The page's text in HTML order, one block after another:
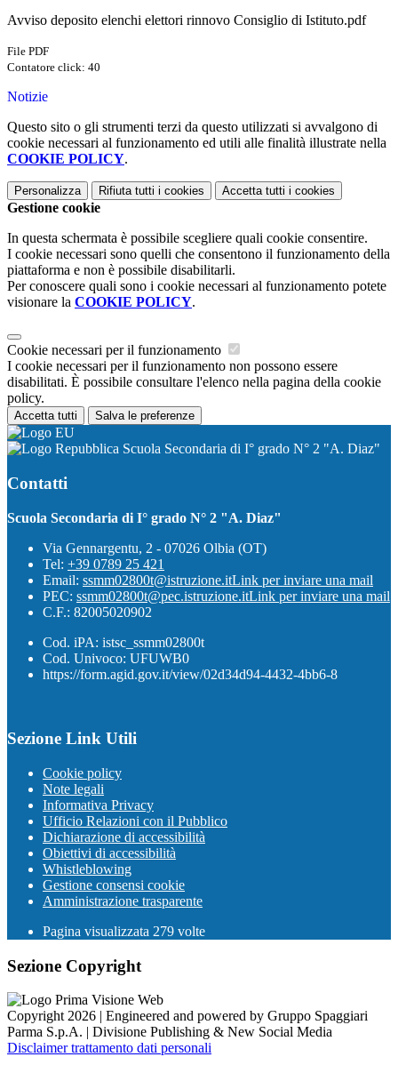
Avviso deposito elenchi elettori rinnovo Consiglio di Istituto.pdf
File PDF
Contatore click: 40
Notizie
Questo sito o gli strumenti terzi da questo utilizzati si avvalgono di
cookie necessari al funzionamento ed utili alle finalità illustrate nella
COOKIE POLICY.
Personalizza Rifiuta tutti i cookies Accetta tutti i cookies
Gestione cookie
In questa schermata è possibile scegliere quali cookie consentire.
I cookie necessari sono quelli che consentono il funzionamento della
piattaforma e non è possibile disabilitarli.
Per conoscere quali sono i cookie necessari al funzionamento potete
visionare la COOKIE POLICY.
Cookie necessari per il funzionamento
I cookie necessari per il funzionamento non possono essere
disabilitati. È possibile consultare l'elenco nella pagina della cookie
policy.
Accetta tutti Salva le preferenze
Scuola Secondaria di I° grado N° 2 "A. Diaz"
Contatti
Scuola Secondaria di I° grado N° 2 "A. Diaz"
Via Gennargentu, 2 - 07026 Olbia (OT)
Tel: +39 0789 25 421
Email: ssmm02800t@istruzione.itLink per inviare una mail
PEC: ssmm02800t@pec.istruzione.itLink per inviare una mail
C.F.: 82005020902
Cod. iPA: istsc_ssmm02800t
Cod. Univoco: UFUWB0
https://form.agid.gov.it/view/02d34d94-4432-4bb6-8
Sezione Link Utili
Cookie policy
Note legali
Informativa Privacy
Ufficio Relazioni con il Pubblico
Dichiarazione di accessibilità
Obiettivi di accessibilità
Whistleblowing
Gestione consensi cookie
Amministrazione trasparente
Pagina visualizzata 279 volte
Sezione Copyright
Copyright 2026 | Engineered and powered by Gruppo Spaggiari
Parma S.p.A. | Divisione Publishing & New Social Media
Disclaimer trattamento dati personali